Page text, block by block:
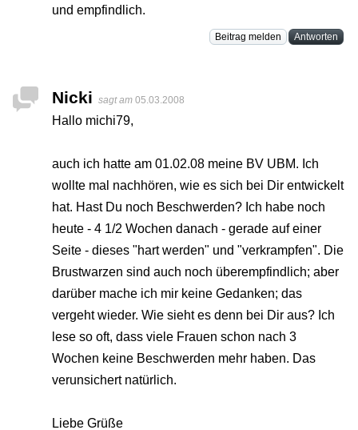
und empfindlich.
Beitrag melden Antworten
Nicki sagt am 05.03.2008
Hallo michi79,
auch ich hatte am 01.02.08 meine BV UBM. Ich
wollte mal nachhören, wie es sich bei Dir entwickelt
hat. Hast Du noch Beschwerden? Ich habe noch
heute - 4 1/2 Wochen danach - gerade auf einer
Seite - dieses "hart werden" und "verkrampfen". Die
Brustwarzen sind auch noch überempfindlich; aber
darüber mache ich mir keine Gedanken; das
vergeht wieder. Wie sieht es denn bei Dir aus? Ich
lese so oft, dass viele Frauen schon nach 3
Wochen keine Beschwerden mehr haben. Das
verunsichert natürlich.
Liebe Grüße